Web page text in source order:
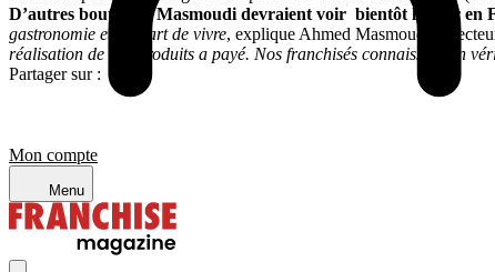
Mon compte
Menu
D’autres boutiques Masmoudi devraient voir bientôt le jour en
gastronomie et de l’art de vivre, explique Ahmed Masmoudi,
réalisation de nos produits a payé. Nos franchisés connaissent un
Partager sur :